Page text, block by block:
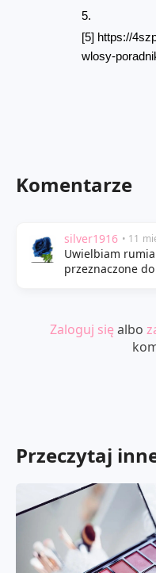
[5] https://
wlosy-
Komentarze
silver1916 • 11
Uwielbiam
przeznaczone
Zaloguj się albo
Przeczytaj